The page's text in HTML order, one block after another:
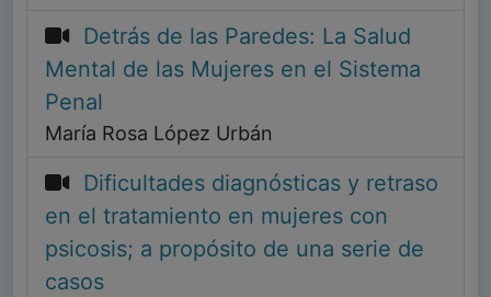
Detrás de las Paredes: La Salud
Mental de las Mujeres en el Sistema
Penal
María Rosa López Urbán
Dificultades diagnósticas y retraso
en el tratamiento en mujeres con
psicosis; a propósito de una serie de
casos